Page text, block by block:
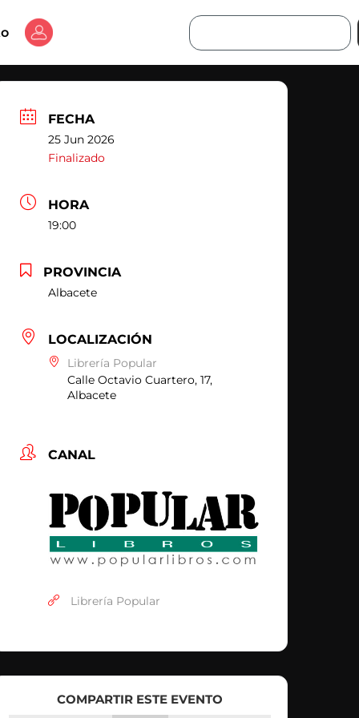
Buscar
FECHA
25 Jun 2026
Finalizado
HORA
19:00
PROVINCIA
Albacete
LOCALIZACIÓN
Librería Popular
Calle Octavio Cuartero, 17,
Albacete
CANAL
Librería Popular
COMPARTIR ESTE EVENTO